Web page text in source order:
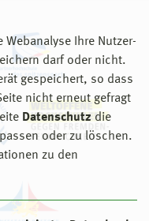
Ihre Nutzer-
darf oder nicht.
gespeichert, so dass
nicht erneut gefragt
Datenschutz die
oder zu löschen.
zu den